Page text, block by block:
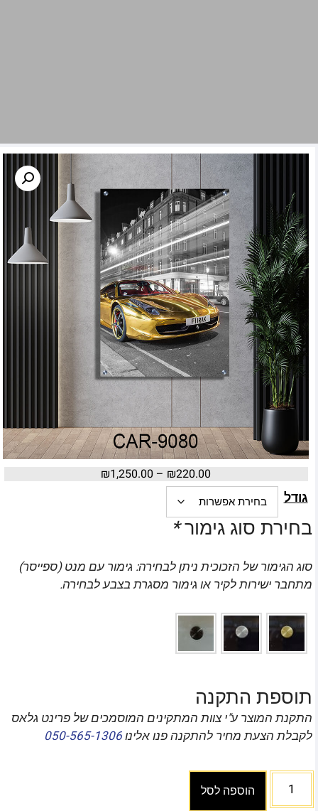
₪220.00
–
₪1,250.00
גודל
בחירת סוג גימור*
סוג הגימור של הזכוכית ניתן לבחירה: גימור עם מנט (ספייסר)
מתחבר ישירות לקיר או גימור מסגרת בצבע לבחירה.
תוספת התקנה
התקנת המוצר ע"י צוות המתקינים המוסמכים של פרינט גלאס
לקבלת הצעת מחיר להתקנה פנו אלינו050-565-1306
הוספה לסל